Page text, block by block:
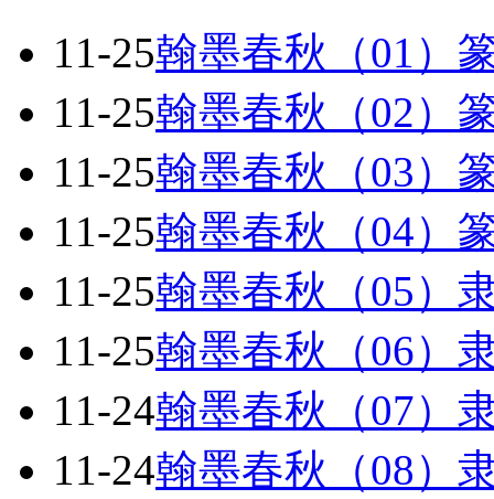
11-25翰墨春秋（01）
11-25翰墨春秋（02）
11-25翰墨春秋（03）
11-25翰墨春秋（04）
11-25翰墨春秋（05）
11-25翰墨春秋（06）
11-24翰墨春秋（07）
11-24翰墨春秋（08）